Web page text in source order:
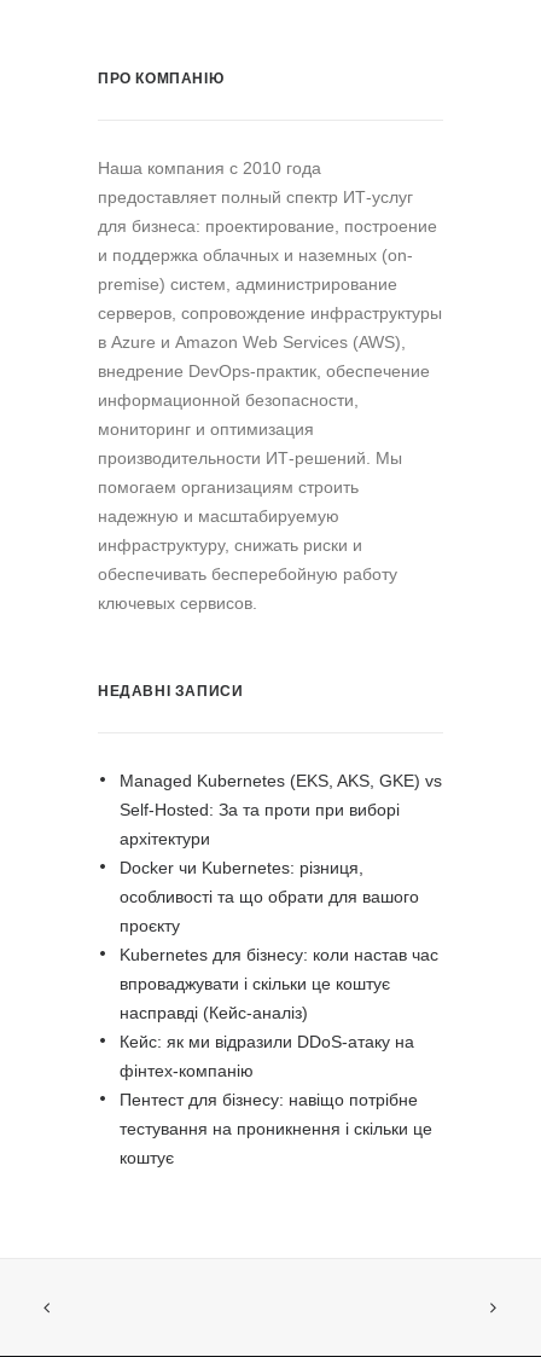
ПРО КОМПАНІЮ
Наша компания c 2010 года
предоставляет полный спектр ИТ-услуг
для бизнеса: проектирование, построение
и поддержка облачных и наземных (on-
premise) систем, администрирование
серверов, сопровождение инфраструктуры
в Azure и Amazon Web Services (AWS),
внедрение DevOps-практик, обеспечение
информационной безопасности,
мониторинг и оптимизация
производительности ИТ-решений. Мы
помогаем организациям строить
надежную и масштабируемую
инфраструктуру, снижать риски и
обеспечивать бесперебойную работу
ключевых сервисов.
НЕДАВНІ ЗАПИСИ
Managed Kubernetes (EKS, AKS, GKE) vs
Self-Hosted: За та проти при виборі
архітектури
Docker чи Kubernetes: різниця,
особливості та що обрати для вашого
проєкту
Kubernetes для бізнесу: коли настав час
впроваджувати і скільки це коштує
насправді (Кейс-аналіз)
Кейс: як ми відразили DDoS-атаку на
фінтех-компанію
Пентест для бізнесу: навіщо потрібне
тестування на проникнення і скільки це
коштує